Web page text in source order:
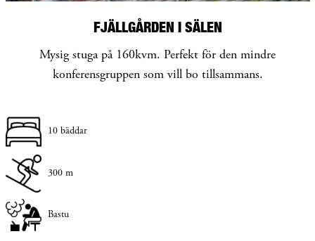
FJÄLLGÅRDEN I SÄLEN
Mysig stuga på 160kvm. Perfekt för den mindre
konferensgruppen som vill bo tillsammans.
10 bäddar
300 m
Bastu